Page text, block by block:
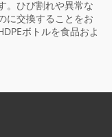
。ひび割れや異常な
に交換することをお
ボトルを食品およ